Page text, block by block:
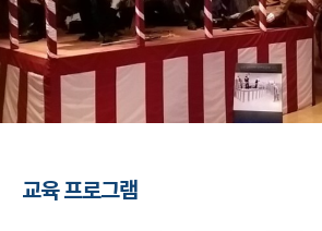
교육 프로그램